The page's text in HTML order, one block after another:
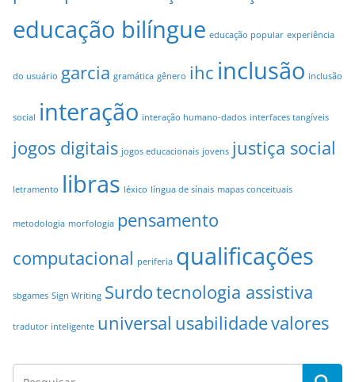
educação bilíngue educação popular experiência
do usuário garcia gramática gênero ihc inclusão inclusão
social interação interação humano-dados interfaces tangíveis
jogos digitais jogos educacionais jovens justiça social
letramento libras léxico língua de sínais mapas conceituais
metodologia morfologia pensamento
computacional periferia qualificações
sbgames Sign Writing Surdotecnologia assistiva
tradutor inteligente universal usabilidadevalores